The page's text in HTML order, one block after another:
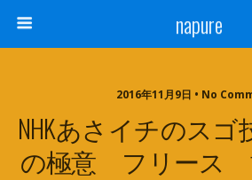
napure
2016年11月9日 • No
NHKあさイチのス
の極意 フリース